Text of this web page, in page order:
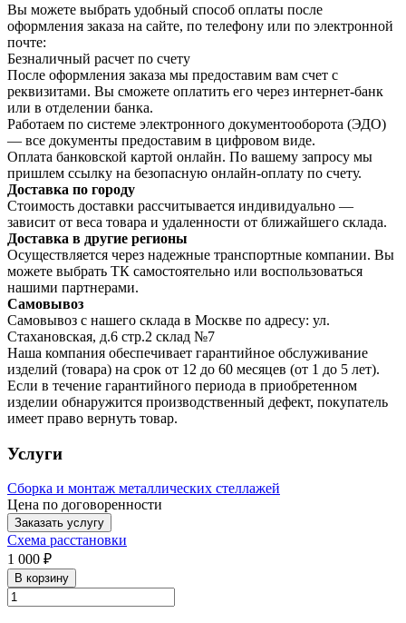
Вы можете выбрать удобный способ оплаты после
оформления заказа на сайте, по телефону или по электронной
почте:
Безналичный расчет по счету
После оформления заказа мы предоставим вам счет с
реквизитами. Вы сможете оплатить его через интернет-банк
или в отделении банка.
Работаем по системе электронного документооборота (ЭДО)
— все документы предоставим в цифровом виде.
Оплата банковской картой онлайн. По вашему запросу мы
пришлем ссылку на безопасную онлайн-оплату по счету.
Доставка по городу
Стоимость доставки рассчитывается индивидуально —
зависит от веса товара и удаленности от ближайшего склада.
Доставка в другие регионы
Осуществляется через надежные транспортные компании. Вы
можете выбрать ТК самостоятельно или воспользоваться
нашими партнерами.
Самовывоз
Самовывоз с нашего склада в Москве по адресу: ул.
Стахановская, д.6 стр.2 склад №7
Наша компания обеспечивает гарантийное обслуживание
изделий (товара) на срок от 12 до 60 месяцев (от 1 до 5 лет).
Если в течение гарантийного периода в приобретенном
изделии обнаружится производственный дефект, покупатель
имеет право вернуть товар.
Услуги
Сборка и монтаж металлических стеллажей
Цена по договоренности
Заказать услугу
Схема расстановки
1 000 ₽
В корзину